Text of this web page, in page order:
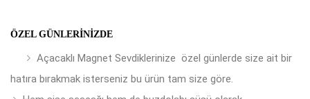
ÖZEL GÜNLERINIZDE
Açacaklı Magnet Sevdiklerinize özel günlerde size ait bir
hatıra bırakmak isterseniz bu ürün tam size göre.